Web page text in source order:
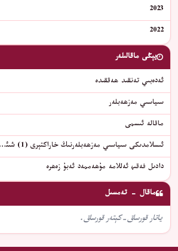
2023
2022
يېڭى ماقالىلەر
ئەدەبىي تەنقىد ھەققىدە
سىياسىي مەزھەبلەر
ماقالە ئىسمى
ئىسلامدىكى سىياسىي مەزھەبلەرنىڭ خاراكتېرى (1) شىئ…
دادىل فەقىھ ئەللامە مۇھەممەد ئەبۇ زەھرە
ماقال - تەمسىل
ياتار قورساق-كېتەر قورساق.